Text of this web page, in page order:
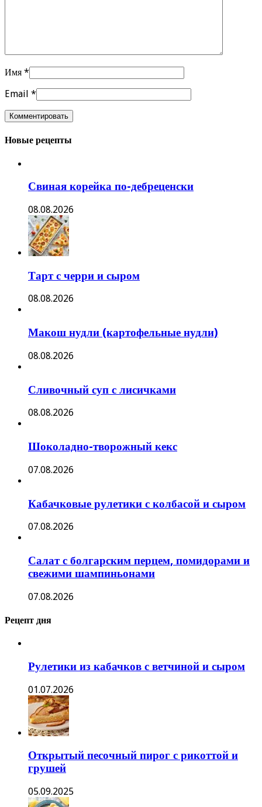
Имя *
Email *
Новые рецепты
Свиная корейка по-дебреценски
08.08.2026
Тарт с черри и сыром
08.08.2026
Макош нудли (картофельные нудли)
08.08.2026
Сливочный суп с лисичками
08.08.2026
Шоколадно-творожный кекс
07.08.2026
Кабачковые рулетики с колбасой и сыром
07.08.2026
Салат с болгарским перцем, помидорами и
свежими шампиньонами
07.08.2026
Рецепт дня
Рулетики из кабачков с ветчиной и сыром
01.07.2026
Открытый песочный пирог с рикоттой и
грушей
05.09.2025